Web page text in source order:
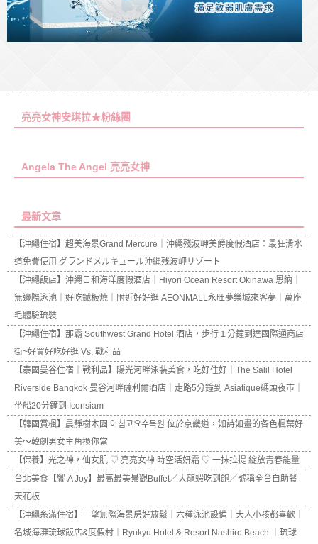
亮亮女神安琪拉★粉絲團
Angela The Angel 亮亮女神
最新文章
【沖繩住宿】超美海景Grand Mercure｜沖繩殘波岬美爵度假酒店：最狂滑水
道免費使用 グランドメルキュール沖縄残波岬リゾート
【沖繩飯店】沖繩日和海洋度假酒店｜Hiyori Ocean Resort Okinawa 恩納｜
無邊際泳池｜好吃鐵板燒｜附近好好逛 AEONMALL永旺夢樂城來客夢｜萬座
毛體驗琉裝
【沖繩住宿】那霸 Southwest Grand Hotel 酒店，步行１分鐘到達國際通商店
街~好買好吃好逛 Vs. 戰利品
【泰國曼谷住宿｜戰利品】陽光河畔泳裝美食，吃好住好｜The Salil Hotel
Riverside Bangkok 曼谷河畔薩利爾酒店｜走路5分鐘到 Asiatique碼頭夜市｜
坐船20分鐘到 Iconsiam
【韓國賞楓】晨靜樹木園 아침고요수목원 位於京畿道，如詩如畫的各色楓葉好
美～韓劇男女主角換你當
【保養】光之神，仙女肌 ♡ 亮亮女神 時空活妍霜 ♡ 一抹拉提 綻放青春能量
台北美食【饗 A Joy】最高最美景觀Buffet／大龍蝦吃到飽／號稱全台自助餐
天花板
【沖繩糸滿住宿】一望無際海景房好放鬆｜六種泳池設備｜大人小孩都喜歡｜
名城海灘琉球飯店&度假村｜Ryukyu Hotel & Resort Nashiro Beach ｜琉球